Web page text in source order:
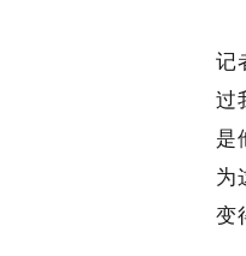
记
过
是
为
变